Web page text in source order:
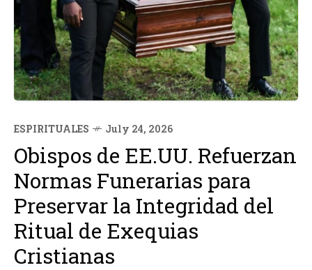
ESPIRITUALES July 24, 2026
Obispos de EE.UU. Refuerzan
Normas Funerarias para
Preservar la Integridad del
Ritual de Exequias
Cristianas